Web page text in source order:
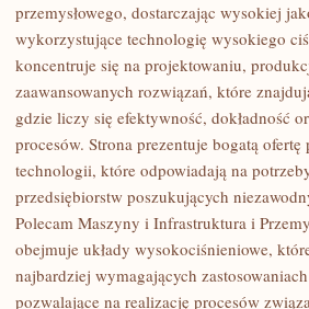
HISTORIA
PRZEMYSŁU
przemysłowego, dostarczając wysokiej
wykorzystujące technologię wysokiego
koncentruje się na projektowaniu,
zaawansowanych rozwiązań, które
gdzie liczy się efektywność, dokładność
procesów. Strona prezentuje bogatą ofertę
technologii, które odpowiadają na
przedsiębiorstw poszukujących
Polecam Maszyny i Infrastruktura i
obejmuje układy wysokociśnieniowe,
najbardziej wymagających
pozwalające na realizację procesów